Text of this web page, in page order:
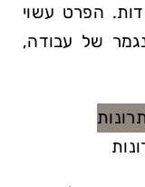
הפרט עשוי
של עבודה,